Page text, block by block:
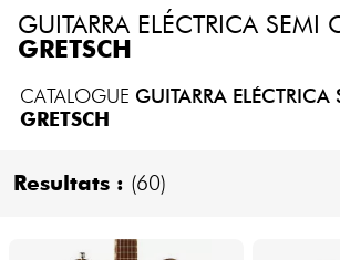
Guitarras & Bajos
Pianos
Sintetizadores & samplers
Grabación
GUITARRA ELÉCTRICA SEMI
GRETSCH
CATALOGUE GUITARRA ELÉCTRICA
GRETSCH
Resultats : (60)